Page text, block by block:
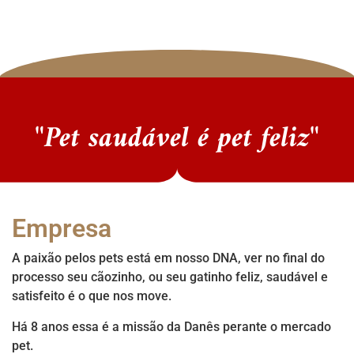
"Pet saudável é pet feliz"
Empresa
A paixão pelos pets está em nosso DNA, ver no final do
processo seu cãozinho, ou seu gatinho feliz, saudável e
satisfeito é o que nos move.
Há 8 anos essa é a missão da Danês perante o mercado
pet.